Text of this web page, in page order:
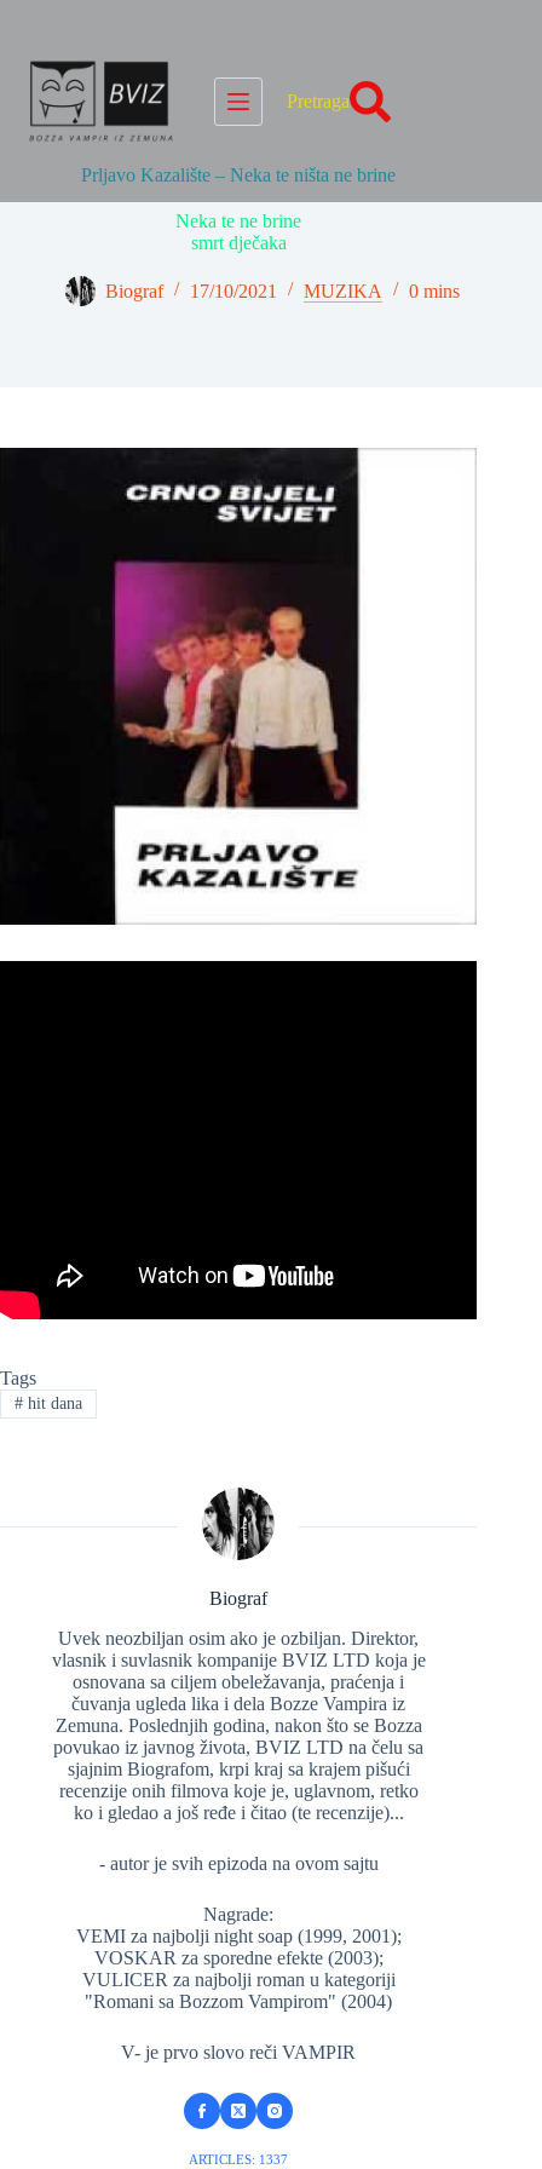
Pretraga
Prljavo Kazalište – Neka te ništa ne brine
Neka te ne brine
smrt dječaka
Biograf 17/10/2021 MUZIKA 0 mins
Tags
#hit dana
Biograf
Uvek neozbiljan osim ako je ozbiljan. Direktor,
vlasnik i suvlasnik kompanije BVIZ LTD koja je
osnovana sa ciljem obeležavanja, praćenja i
čuvanja ugleda lika i dela Bozze Vampira iz
Zemuna. Poslednjih godina, nakon što se Bozza
povukao iz javnog života, BVIZ LTD na čelu sa
sjajnim Biografom, krpi kraj sa krajem pišući
recenzije onih filmova koje je, uglavnom, retko
ko i gledao a još ređe i čitao (te recenzije)...
- autor je svih epizoda na ovom sajtu
Nagrade:
VEMI za najbolji night soap (1999, 2001);
VOSKAR za sporedne efekte (2003);
VULICER za najbolji roman u kategoriji
"Romani sa Bozzom Vampirom" (2004)
V- je prvo slovo reči VAMPIR
ARTICLES: 1337